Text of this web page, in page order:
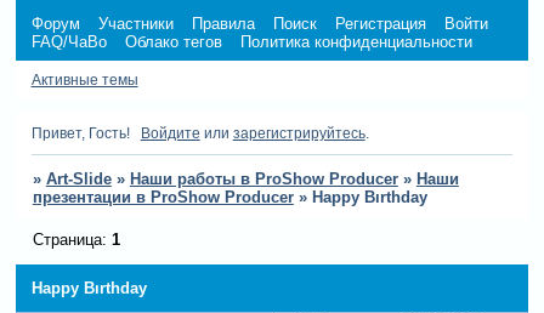
Форум Участники Правила Поиск Регистрация
Войти
FAQ/ЧаВо
Облако тегов Политика конфиденциальности
Активные темы
Привет, Гость! Войдите или зарегистрируйтесь.
» Art-Slide » Наши работы в ProShow Producer » Наши
презентации в ProShow Producer » Happy Bırthday
Happy Bırthday
Страница: 1